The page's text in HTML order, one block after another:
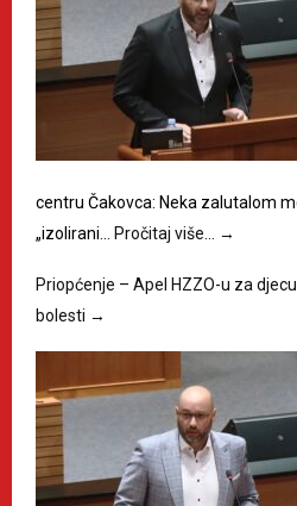
centru Čakovca: Neka zalutalom
„izolirani…
Pročitaj više… →
Priopćenje – Apel HZZO-u za
bolesti →